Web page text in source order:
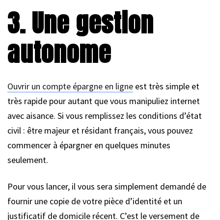
3. Une gestion
autonome
Ouvrir un compte épargne en ligne est très simple et
très rapide pour autant que vous manipuliez internet
avec aisance. Si vous remplissez les conditions d’état
civil : être majeur et résidant français, vous pouvez
commencer à épargner en quelques minutes
seulement.
Pour vous lancer, il vous sera simplement demandé de
fournir une copie de votre pièce d’identité et un
justificatif de domicile récent. C’est le versement de